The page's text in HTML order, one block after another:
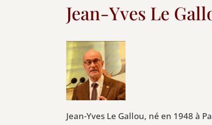
Jean-Yves Le
Jean-Yves Le Gallou, né en 1948